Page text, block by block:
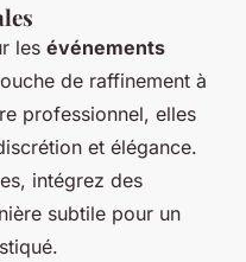
les événements
de raffinement à
professionnel, elles
et élégance.
intégrez des
subtile pour un